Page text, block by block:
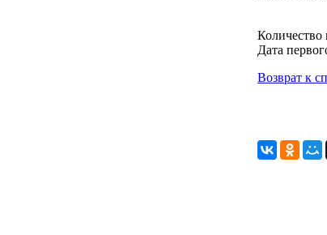
Количество
Дата
Возврат к